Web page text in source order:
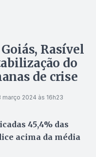
Rasível
do
de crise
março 2024 às 16h23
45,4% das
acima da média